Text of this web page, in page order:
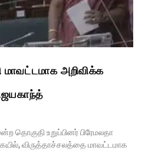
அறிவிக்க
தொகுதி உறுப்பினர் பிரேமலதா
விருத்தாச்சலத்தை மாவட்டமாக